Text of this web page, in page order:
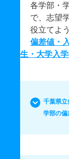
各学部・
で、志望
役立てよう
偏差値・
生・大学入
千葉県立
学部の偏